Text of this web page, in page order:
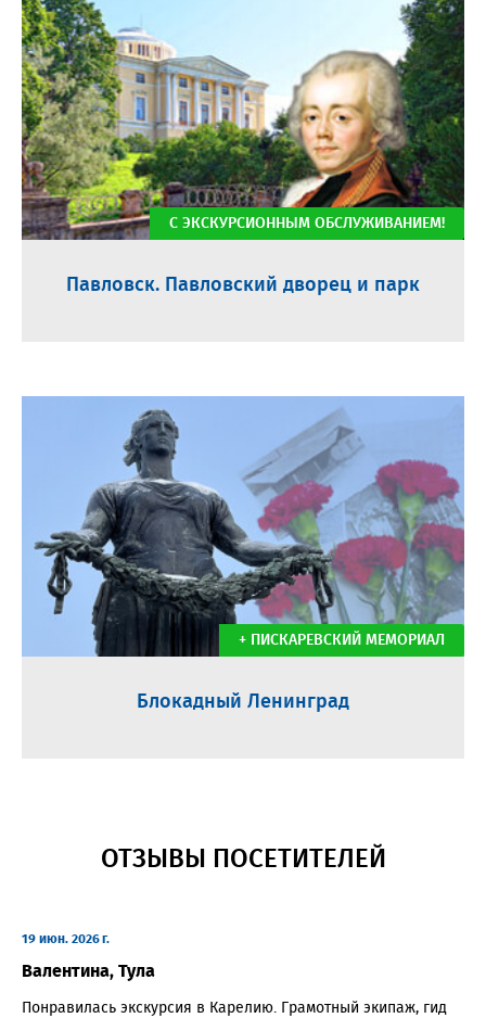
Павловск. Павловский дворец и парк
С ЭКСКУРСИОННЫМ ОБСЛУЖИВАНИЕМ!
Блокадный Ленинград
+ ПИСКАРЕВСКИЙ МЕМОРИАЛ
ОТЗЫВЫ ПОСЕТИТЕЛЕЙ
19 июн. 2026 г.
Валентина, Тула
Понравилась экскурсия в Карелию. Грамотный экипаж, гид